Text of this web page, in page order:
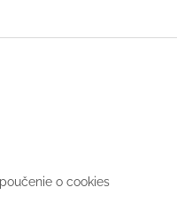
o cookies